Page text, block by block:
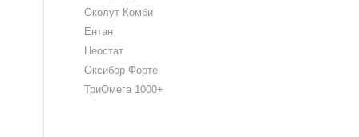
Околут Комби
Ентан
Неостат
Оксибор Форте
ТриОмега 1000+